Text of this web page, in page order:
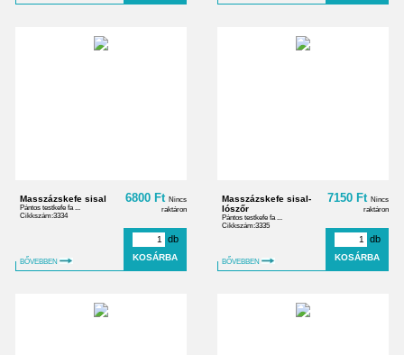
Masszázskefe sisal
Pántos testkefe fa ...
Cikkszám:3334
BŐVEBBEN
6800 Ft Nincs
raktáron
db
Masszázskefe sisal-
lószőr
Pántos testkefe fa ...
Cikkszám:3335
BŐVEBBEN
7150 Ft Nincs
raktáron
db